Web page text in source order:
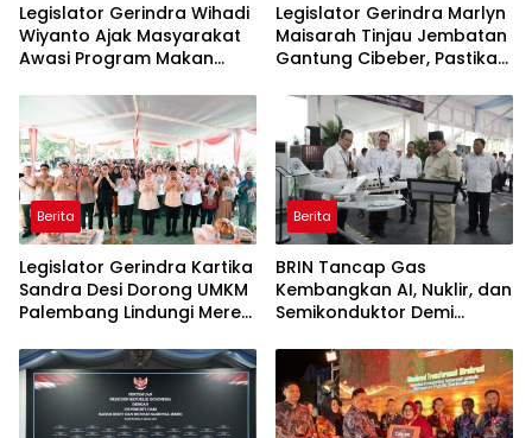
Legislator Gerindra Wihadi
Wiyanto Ajak Masyarakat
Awasi Program Makan
Sasaran
Legislator Gerindra Marlyn
Maisarah Tinjau Jembatan
Gantung Cibeber, Pastikan
Berita
Legislator Gerindra Kartika
Sandra Desi Dorong UMKM
Palembang Lindungi Merek
Berita
BRIN Tancap Gas
Kembangkan AI, Nuklir, dan
Semikonduktor Demi
Indonesia